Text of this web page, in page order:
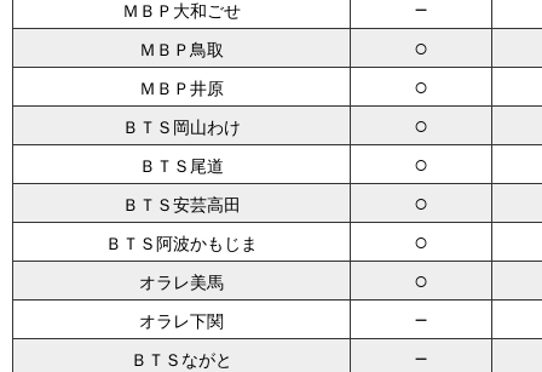
ＭＢＰ大和ごせ －
ＭＢＰ鳥取 ○
ＭＢＰ井原 ○
ＢＴＳ岡山わけ ○
ＢＴＳ尾道 ○
ＢＴＳ安芸高田 ○
ＢＴＳ阿波かもじま ○
オラレ美馬 ○
オラレ下関 －
ＢＴＳながと －